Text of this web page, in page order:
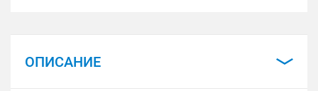
ОПИСАНИЕ